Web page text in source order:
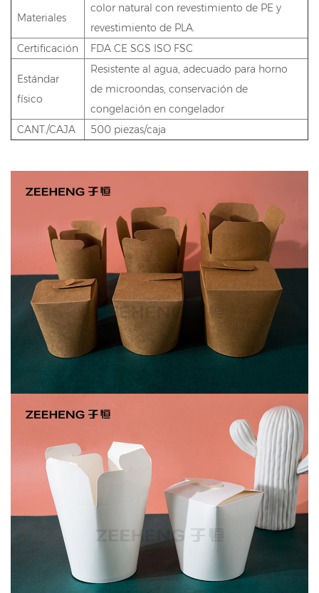
Materiales
color natural con revestimiento de PE y
revestimiento de PLA.
Certificación
FDA CE SGS ISO FSC
Estándar
físico
Resistente al agua, adecuado para horno
de microondas, conservación de
congelación en congelador
CANT./CAJA
500 piezas/caja